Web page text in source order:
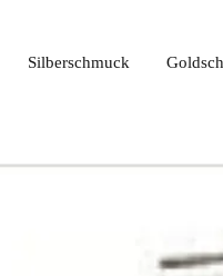
Silberschmuck